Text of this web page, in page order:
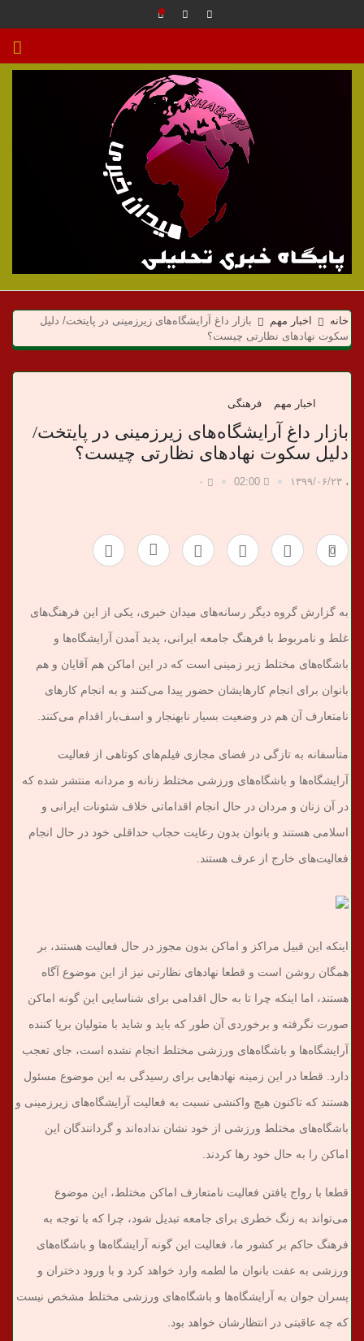
م
ی
د
ن
خ
ر
ی
خانه اخبار مهم
بازار داغ آرایشگاه‌های زیرزمینی در پایتخت/ دلیل
سکوت نهاد‌های نظارتی چیست؟
اخبار مهم فرهنگی
بازار داغ آرایشگاه‌های زیرزمینی در پایتخت/
دلیل سکوت نهاد‌های نظارتی چیست؟
، ۱۳۹۹/۰۶/۲۳ 02:00 ۰
0
به گزارش گروه دیگر رسانه‌های میدان خبری، یکی از این فرهنگ‌های
غلط و نامربوط با فرهنگ جامعه ایرانی، پدید آمدن آرایشگاه‌ها و
باشگاه‌های مختلط زیر زمینی است که در این اماکن هم آقایان و هم
بانوان برای انجام کارهایشان حضور پیدا می‌کنند و به انجام کار‌های
نامتعارف آن هم در وضعیت بسیار نابهنجار و اسف‌بار اقدام می‌کنند.
متأسفانه به تازگی در فضای مجازی فیلم‌های کوتاهی از فعالیت
آرایشگاه‌ها و باشگاه‌های ورزشی مختلط زنانه و مردانه منتشر شده که
در آن زنان و مردان در حال انجام اقداماتی خلاف شئونات ایرانی و
اسلامی هستند و بانوان بدون رعایت حجاب حداقلی خود در حال انجام
فعالیت‌های خارج از عرف هستند.
اینکه این قبیل مراکز و اماکن بدون مجوز در حال فعالیت هستند، بر
همگان روشن است و قطعا نهاد‌های نظارتی نیز از این موضوع آگاه
هستند، اما اینکه چرا تا به حال اقدامی برای شناسایی این گونه اماکن
صورت نگرفته و برخوردی آن طور که باید و شاید با متولیان برپا کننده
آرایشگاه‌ها و باشگاه‌های ورزشی مختلط انجام نشده است، جای تعجب
دارد. قطعا در این زمینه نهاد‌هایی برای رسیدگی به این موضوع مسئول
هستند که تاکنون هیچ واکنشی نسبت به فعالیت آرایشگاه‌های زیرزمینی و
باشگاه‌های مختلط ورزشی از خود نشان نداده‌اند و گردانندگان این
اماکن را به حال خود رها کردند.
قطعا با رواج یافتن فعالیت نامتعارف اماکن مختلط، این موضوع
می‌تواند به زنگ خطری برای جامعه تبدیل شود، چرا که با توجه به
فرهنگ حاکم بر کشور ما، فعالیت این گونه آرایشگاه‌ها و باشگاه‌های
ورزشی به عفت بانوان ما لطمه وارد خواهد کرد و با ورود دختران و
پسر‌ان جوان به آرایشگاه‌ها و باشگاه‌های ورزشی مختلط مشخص نیست
که چه عاقبتی در انتظارشان خواهد بود.